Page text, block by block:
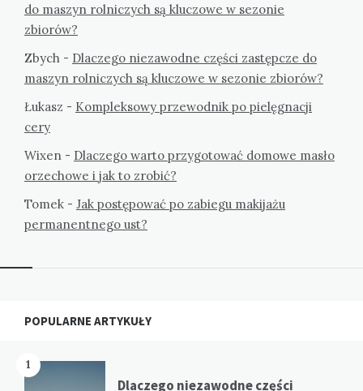
do maszyn rolniczych są kluczowe w sezonie
zbiorów?
Zbych - Dlaczego niezawodne części zastępcze do
maszyn rolniczych są kluczowe w sezonie zbiorów?
Łukasz - Kompleksowy przewodnik po pielęgnacji
cery
Wixen - Dlaczego warto przygotować domowe masło
orzechowe i jak to zrobić?
Tomek - Jak postępować po zabiegu makijażu
permanentnego ust?
Widgets
POPULARNE ARTYKUŁY
1
Dlaczego niezawodne części